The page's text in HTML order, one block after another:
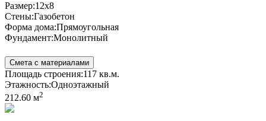
Размер:12x8
Стены:Газобетон
Форма дома:Прямоугольная
Фундамент:Монолитный
Смета с материалами
Площадь строения:117 кв.м.
Этажность:Одноэтажный
212.60 м2